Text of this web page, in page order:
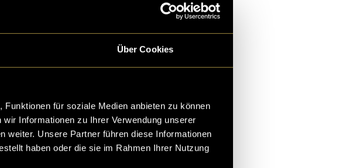
Über Cookies
für soziale Medien anbieten zu können
Informationen zu Ihrer Verwendung unserer
weiter. Unsere Partner führen diese Informationen
haben oder die sie im Rahmen Ihrer Nutzung
Das Fotografieren selbst
sondern auch den emotionalen
Personen einfangen wollte.
zu versehen, war eine
und die Geschichten hinter den
Farben und positiven
die Dankbarkeit